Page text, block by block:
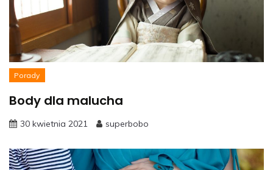
Porady
Body dla malucha
30 kwietnia 2021 superbobo